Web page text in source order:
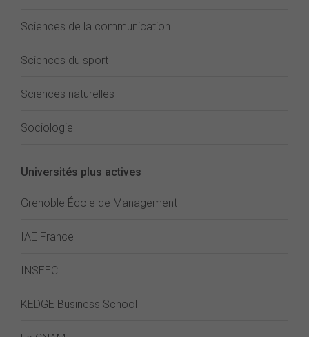
Sciences de la communication
Sciences du sport
Sciences naturelles
Sociologie
Universités plus actives
Grenoble École de Management
IAE France
INSEEC
KEDGE Business School